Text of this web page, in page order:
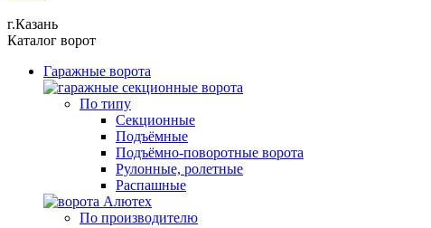
г.Казань
Каталог ворот
Гаражные ворота
По типу
Секционные
Подъёмные
Подъёмно-поворотные ворота
Рулонные, ролетные
Распашные
По производителю